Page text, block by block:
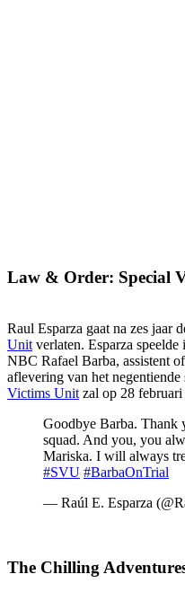
Law & Order: Special
Raul Esparza gaat na zes jaar
Unit verlaten. Esparza
NBC Rafael Barba, assistent
aflevering van het negentiende
Victims Unit zal op 28
Goodbye Barba. Thank
squad. And you, you
Mariska. I will always
#SVU #BarbaOnTrial
— Raúl E. Esparza
The Chilling